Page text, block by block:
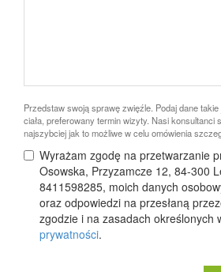
Przedstaw swoją sprawę zwięźle. Podaj dane
ciała, preferowany termin wizyty. Nasi konsultanci
najszybciej jak to możliwe w celu omówienia
Wyrażam zgodę na przetwarzanie
Osowska, Przyzamcze 12, 84-300
8411598285, moich danych
oraz odpowiedzi na przesłaną
zgodzie i na zasadach określonych
prywatności.